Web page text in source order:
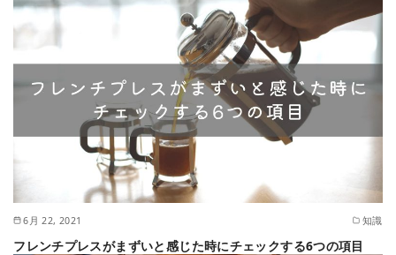
6月 22, 2021 知識
フレンチプレスがまずいと感じた時にチェックする6つの項目